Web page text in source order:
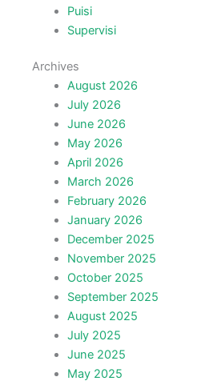
Puisi
Supervisi
Archives
August 2026
July 2026
June 2026
May 2026
April 2026
March 2026
February 2026
January 2026
December 2025
November 2025
October 2025
September 2025
August 2025
July 2025
June 2025
May 2025